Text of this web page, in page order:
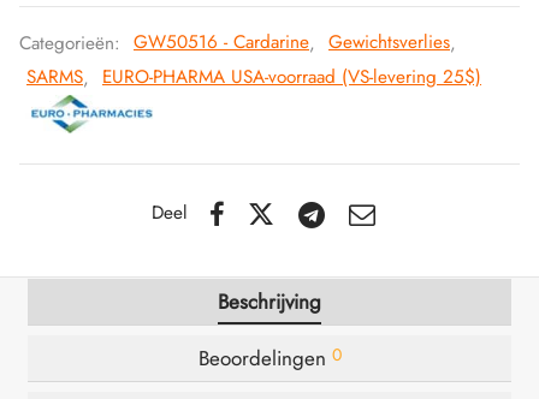
Categorieën: GW50516 - Cardarine, Gewichtsverlies,
SARMS, EURO-PHARMA USA-voorraad (VS-levering 25$)
Deel
Beschrijving
Beoordelingen 0
/ GENETIC 🇪🇺
🇪🇺
(Mounjaro)
GnRH